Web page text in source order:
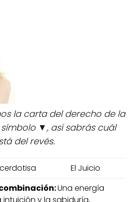
la carta del derecho de la
▼, así sabrás cuál
del revés.
El Juicio
Una energía